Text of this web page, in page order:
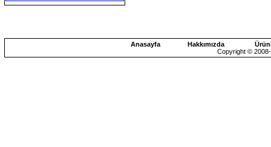
Anasayfa Hakkımızda
Copyright ©